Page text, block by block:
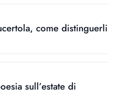
come distinguerli
sull’estate di